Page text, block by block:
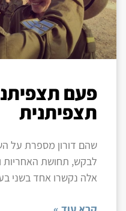
פעם
תצפיתנית
שהם דורון מספרת על
לבקש, תחושת האחריות
אלה נקשרו אחד בשני